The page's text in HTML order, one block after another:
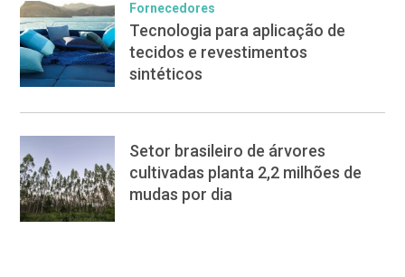
Fornecedores
Tecnologia para aplicação de
tecidos e revestimentos
sintéticos
Setor brasileiro de árvores
cultivadas planta 2,2 milhões de
mudas por dia